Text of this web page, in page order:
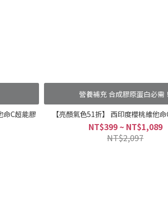
命C超能膠
營養補充 合成膠原蛋白必需！
【亮顏氣色51折】 西印度櫻桃維他
NT$399 ~ NT$1,089
NT$2,097